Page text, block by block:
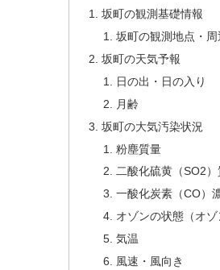
坂町の観測基礎情報
坂町の観測地点・周
坂町の天気予報
日の出・日の入り
月齢
坂町の大気汚染状況
粉塵質量
二酸化硫黄（SO2）
一酸化炭素（CO）
オゾンの状態（オゾ
気温
風速・風向き